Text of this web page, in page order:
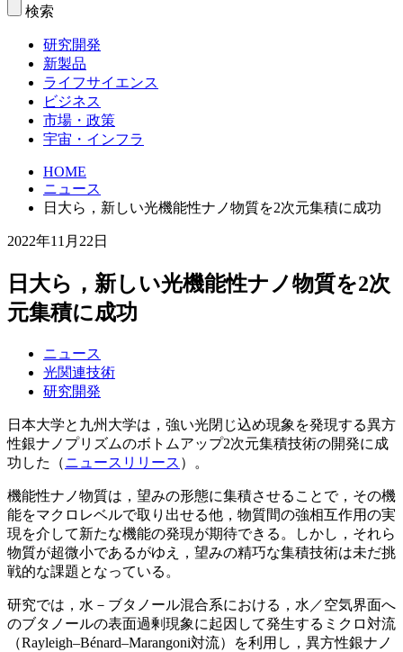
検索
研究開発
新製品
ライフサイエンス
ビジネス
市場・政策
宇宙・インフラ
HOME
ニュース
日大ら，新しい光機能性ナノ物質を2次元集積に成功
2022年11月22日
日大ら，新しい光機能性ナノ物質を2次
元集積に成功
ニュース
光関連技術
研究開発
日本大学と九州大学は，強い光閉じ込め現象を発現する異方
性銀ナノプリズムのボトムアップ2次元集積技術の開発に成
功した（ニュースリリース ）。
機能性ナノ物質は，望みの形態に集積させることで，その機
能をマクロレベルで取り出せる他，物質間の強相互作用の実
現を介して新たな機能の発現が期待できる。しかし，それら
物質が超微小であるがゆえ，望みの精巧な集積技術は未だ挑
戦的な課題となっている。
研究では，水－ブタノール混合系における，水／空気界面へ
のブタノールの表面過剰現象に起因して発生するミクロ対流
（Rayleigh–Bénard–Marangoni対流）を利用し，異方性銀ナノ